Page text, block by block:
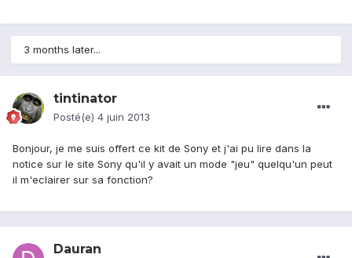
3 months later...
tintinator
Posté(e) 4 juin 2013
Bonjour, je me suis offert ce kit de Sony et j'ai pu lire dans la
notice sur le site Sony qu'il y avait un mode "jeu" quelqu'un peut
il m'eclairer sur sa fonction?
Dauran